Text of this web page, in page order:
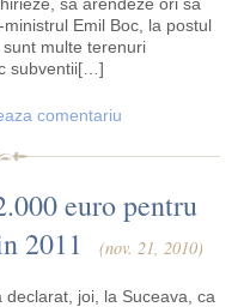
Emil Boc, la postul
multe terenuri
subventii[…]
comentariu
euro pentru
2011
(nov. 21, 2010)
joi, la Suceava, ca